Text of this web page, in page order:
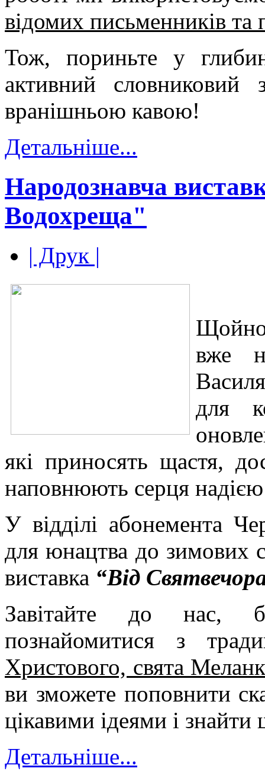
відомих письменників та
Тож, пориньте у
активний словниковий
вранішньою кавою!
Детальніше...
Народознавча
Водохреща"
| Друк |
Щойно
вже
для
які приносять щастя,
наповнюють серця
У відділі абонемента
для юнацтва до зимових
виставка “Від
Завітайте до нас,
познайомитися з
Христового, свята
ви зможете поповнити
цікавими ідеями і
Детальніше...